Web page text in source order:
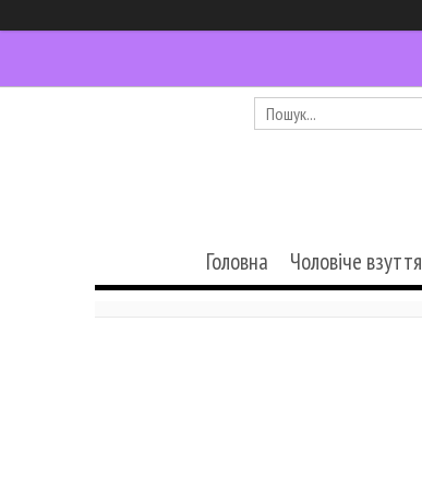
Головна Чоловіче взуття